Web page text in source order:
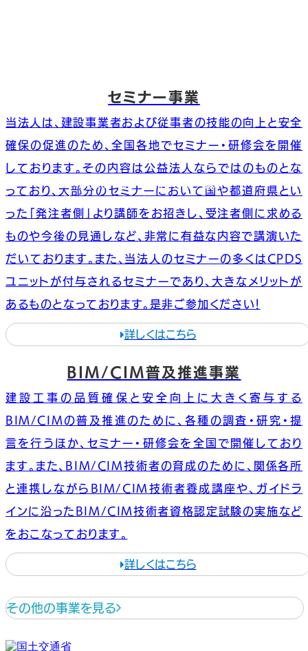
BIM/CIMへ備えたスキルアップ講座
セミナー事業
当法人は、建設事業者および従事者の技能の向上と安全
確保の促進のため、全国各地でセミナー・研修会を開催
しております。その内容は公益法人ならではのものとな
っており、大部分のセミナーにおいて国や都道府県とい
った「発注者側」より講師をお招きし、受注者側に求める
ものや今後の見通しなど、非常に有益な内容で講演いた
だいております。また、当法人のセミナーの多くはCPDS
ユニットが付与されるセミナーであり、大きなメリットが
あるものとなっております。是非ご参加ください！
詳しくはこちら
BIM/CIM普及推進事業
建設工事の品質確保と安全向上に大きく寄与する
BIM/CIMの普及推進のために、各種の調査・研究・提
言を行うほか、セミナー・研修会を全国で開催しており
ます。また、BIM/CIM技術者の育成のために、関係各所
と連携しながらBIM/CIM技術者養成講座や、ガイドラ
インに沿ったBIM/CIM技術者資格認定試験の実施など
をおこなっております。
詳しくはこちら
その他の事業を見る